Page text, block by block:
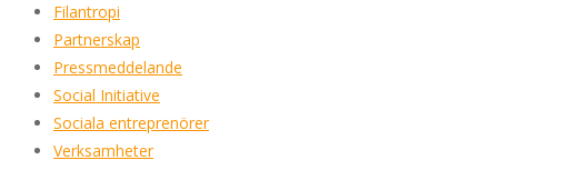
Filantropi
Partnerskap
Pressmeddelande
Social Initiative
Sociala entreprenörer
Verksamheter